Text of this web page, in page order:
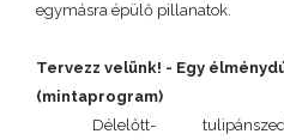
egymásra épülő pillanatok.
Tervezz velünk! - Egy
(mintaprogram)
Délelőtt-